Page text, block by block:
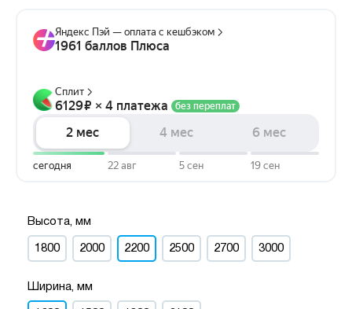
Высота, мм
1800 2000 2200 2500 2700 3000
Ширина, мм